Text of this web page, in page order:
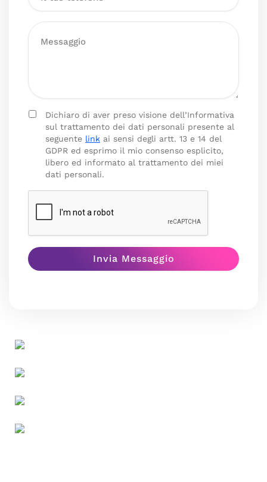
Dichiaro di aver preso visione dell’Informativa
sul trattamento dei dati personali presente al
seguente link ai sensi degli artt. 13 e 14 del
GDPR ed esprimo il mio consenso esplicito,
libero ed informato al trattamento dei miei
dati personali.